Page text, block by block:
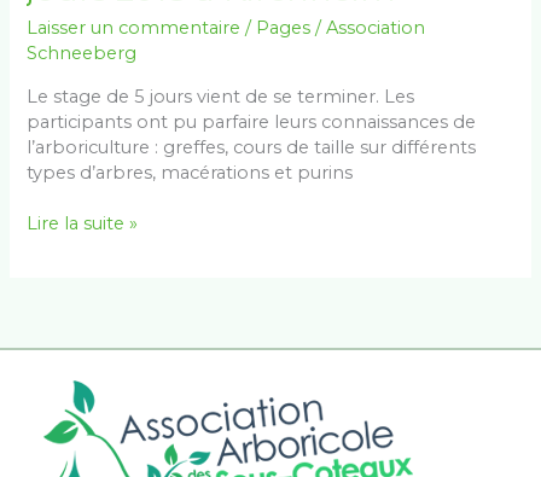
Laisser un commentaire / Pages /Association
Schneeberg
Le stage de 5 jours vient de se terminer. Les
participants ont pu parfaire leurs connaissances de
l’arboriculture : greffes, cours de taille sur différents
types d’arbres, macérations et purins
5
jours
2018
à
Kirchheim
Lire la suite »